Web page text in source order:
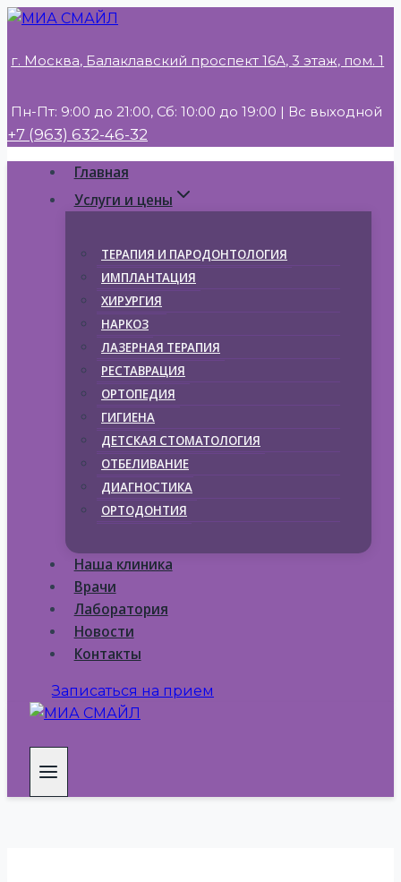
Перейти
содержимому
г. Москва, Балаклавский проспект 16А, 3 этаж, пом. 1
Пн-Пт: 9:00 до 21:00, Сб: 10:00 до 19:00 | Вс выходной
+7 (963) 632-46-32
Главная
Услуги и цены
ТЕРАПИЯ И ПАРОДОНТОЛОГИЯ
ИМПЛАНТАЦИЯ
ХИРУРГИЯ
НАРКОЗ
ЛАЗЕРНАЯ ТЕРАПИЯ
РЕСТАВРАЦИЯ
ОРТОПЕДИЯ
ГИГИЕНА
ДЕТСКАЯ СТОМАТОЛОГИЯ
ОТБЕЛИВАНИЕ
ДИАГНОСТИКА
ОРТОДОНТИЯ
Наша клиника
Врачи
Лаборатория
Новости
Контакты
Записаться на прием